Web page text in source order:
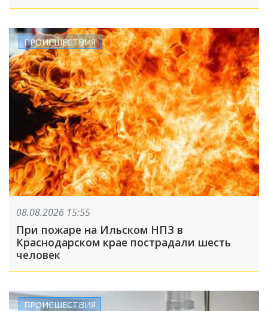
ПРОИСШЕСТВИЯ
08.08.2026 15:55
При пожаре на Ильском НПЗ в
Краснодарском крае пострадали шесть
человек
ПРОИСШЕСТВИЯ